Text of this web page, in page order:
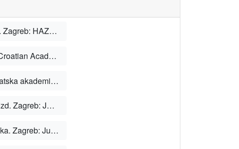
Dulibić, Ljerka; Pasini Tržec, Iva. Strossmayerova zbirka starih majstora. Zagreb: HAZU, 2018.
Sunara, S. M.; Gržina, I. How easel paintings were made. [Zagreb: The Croatian Academy of Sciences and Arts, 2018.].
Sunara, S. M.; Gržina, I. Kako su nastajale štafelajne slike? Zagreb: Hrvatska akademija znanosti i umjetnosti, 2017.
Schneider, A. Dodatak VI. izdanju kataloga Strossmayerove galerije. 2. izd. Zagreb: Jugoslavenska akademija znanosti i umjetnosti, 1932.
Térey, Gabriel. Dodatak VI. izdanju kataloga Strossmayerove galerije slika. Zagreb: Jugoslavenska akademija znanosti i umjetnosti, 1926.